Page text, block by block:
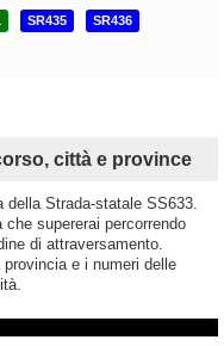
SR435 SR436
città e province
della Strada-statale SS633.
supererai percorrendo
di attraversamento.
e i numeri delle